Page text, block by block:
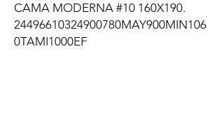
CAMA MODERNA #10 160X190.
24496610324900780MAY900MIN106
0TAMI1000EF